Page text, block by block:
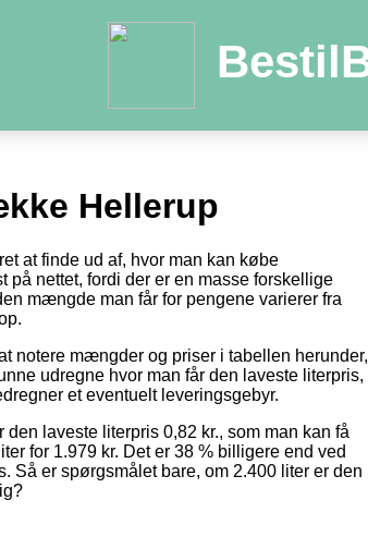
Hellerup
at finde ud af, hvor man kan købe
på nettet, fordi der er en masse forskellige
mængde man får for pengene varierer fra
notere mængder og priser i tabellen herunder,
udregne hvor man får den laveste literpris,
et eventuelt leveringsgebyr.
den laveste literpris 0,82 kr., som man kan få
for 1.979 kr. Det er 38 % billigere end ved
Så er spørgsmålet bare, om 2.400 liter er den